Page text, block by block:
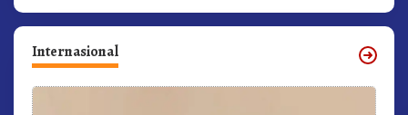
Internasional